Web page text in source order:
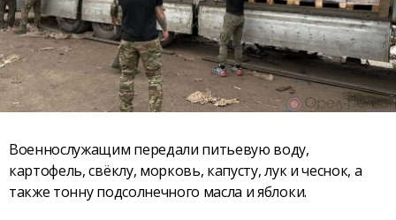
Военнослужащим передали питьевую воду,
картофель, свёклу, морковь, капусту, лук и чеснок, а
также тонну подсолнечного масла и яблоки.